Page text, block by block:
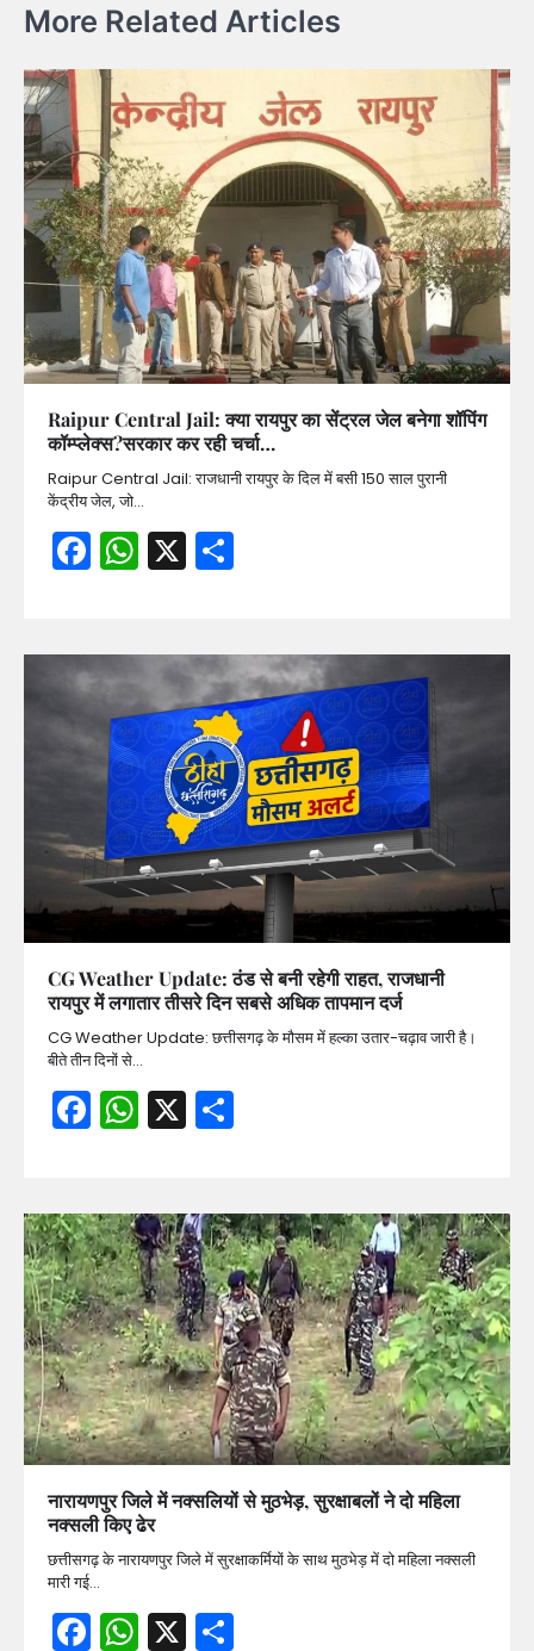
More Related Articles
Raipur Central Jail: क्या रायपुर का सेंट्रल जेल बनेगा शॉपिंग
कॉम्प्लेक्स?सरकार कर रही चर्चा…
Raipur Central Jail: राजधानी रायपुर के दिल में बसी 150 साल पुरानी
केंद्रीय जेल, जो…
Facebook
WhatsApp
X
CG Weather Update: ठंड से बनी रहेगी राहत, राजधानी
रायपुर में लगातार तीसरे दिन सबसे अधिक तापमान दर्ज
CG Weather Update: छत्तीसगढ़ के मौसम में हल्का उतार-चढ़ाव जारी है।
बीते तीन दिनों से…
Facebook
WhatsApp
X
नारायणपुर जिले में नक्सलियों से मुठभेड़, सुरक्षाबलों ने दो महिला
नक्सली किए ढेर
छत्तीसगढ़ के नारायणपुर जिले में सुरक्षाकर्मियों के साथ मुठभेड़ में दो महिला नक्सली
मारी गई…
Facebook
WhatsApp
X